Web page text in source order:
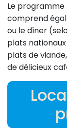
Le programme
comprend
ou le dîner
plats
plats de
de délicieux